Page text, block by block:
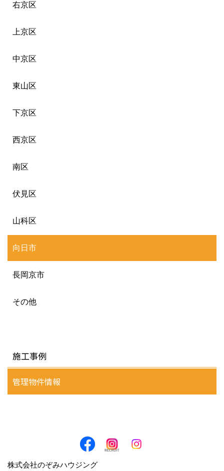
右京区
上京区
中京区
東山区
下京区
西京区
南区
伏見区
山科区
向日市
長岡京市
その他
施工事例
管理物件情報
株式会社のぞみハウジング